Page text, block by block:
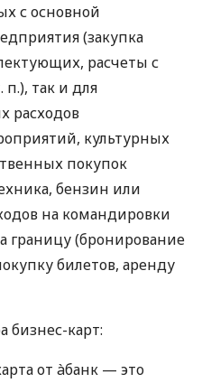
с основной
(закупка
расчеты с
п.), так и для
расходов
культурных
покупок
бензин или
на командировки
границу (бронирование
билетов, аренду
бизнес-карт:
от àбанк — это